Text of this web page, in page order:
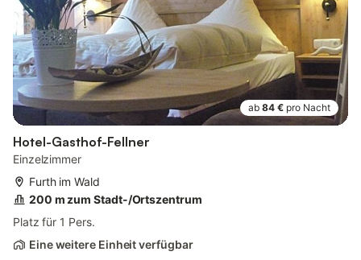
ab 84 € pro Nacht
Hotel-Gasthof-Fellner
Einzelzimmer
Furth im Wald
200 m zum Stadt-/Ortszentrum
Platz für 1 Pers.
Eine weitere Einheit verfügbar